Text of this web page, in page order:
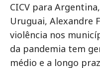
CICV para
Uruguai, Alexandre
violência nos
da pandemia tem
médio e a longo